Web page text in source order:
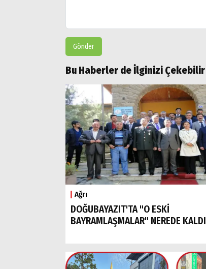
Gönder
Bu Haberler de İlginizi Çekebilir
Ağrı
DOĞUBAYAZIT'TA "O ESKİ
BAYRAMLAŞMALAR" NEREDE KALDI